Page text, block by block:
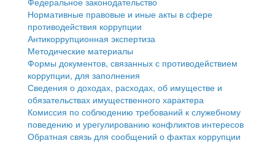
Генеральные планы
Проекты планировки территории
Собрание депутатов
Городское поселение
Сельские поселения
Нормативные правовые и иные акты в сфере
противодействия коррупции
Антикоррупционная экспертиза
Методические материалы
Формы документов, связанных с противодействием
коррупции, для заполнения
Сведения о доходах, расходах, об имуществе и
обязательствах имущественного характера
Комиссия по соблюдению требований к служебному
поведению и урегулированию конфликтов интересов
Обратная связь для сообщений о фактах коррупции